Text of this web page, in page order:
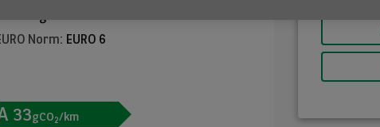
Norm: EURO 6
33gCO2/km